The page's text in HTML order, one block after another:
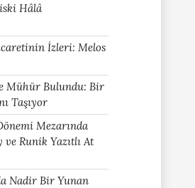
Hâlâ
İzleri: Melos
Mühür Bulundu: Bir
Taşıyor
Mezarında
ve Runik Yazıtlı At
Nadir Bir Yunan